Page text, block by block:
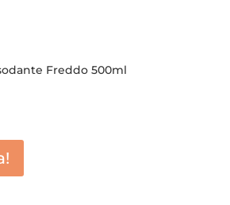
Freddo 500ml
€.